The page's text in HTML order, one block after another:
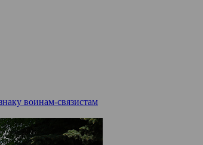
воинам-связистам